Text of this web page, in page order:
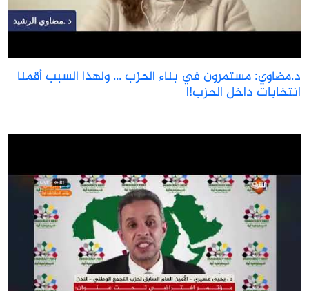
مستمرون في بناء الحزب ... ولهذا السبب أقمنا
داخل الحزب!ا